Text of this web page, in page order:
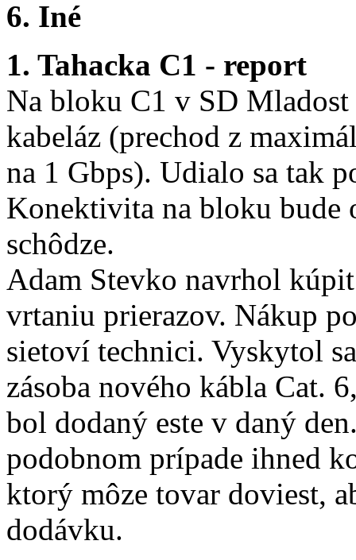
6. Iné
1. Tahacka C1 - report
Na bloku C1 v SD
kabeláz (prechod z
na 1 Gbps). Udialo sa tak
Konektivita na bloku bude
schôdze.
Adam Stevko navrhol
vrtaniu prierazov. Nákup
sietoví technici. Vyskytol
zásoba nového kábla Cat.
bol dodaný este v daný
podobnom prípade ihned
ktorý môze tovar doviest,
dodávku.